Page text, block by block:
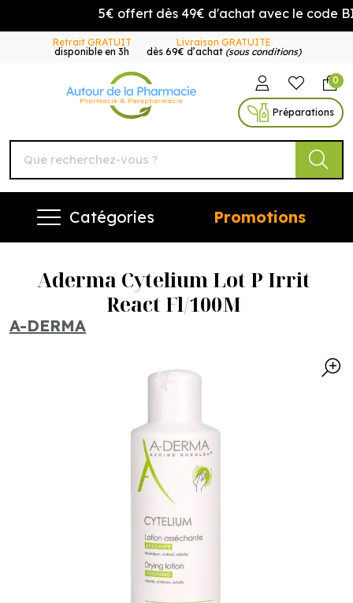
5€ offert dès 49€ d'achat avec le code
Retrait GRATUIT
disponible en 3h
Livraison GRATUITE
dès 69€ d’achat (sous conditions)
Autour de la Pharmacie
0
Préparations
Catégories Promotions
Aderma Cytelium Lot P Irrit
React Fl/100M
A-DERMA